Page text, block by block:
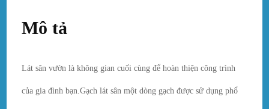
Mô tả
Lát sân vườn là không gian cuối cùng để hoàn thiện công trình
của gia đình bạn.Gạch lát sân một dòng gạch được sử dụng phổ